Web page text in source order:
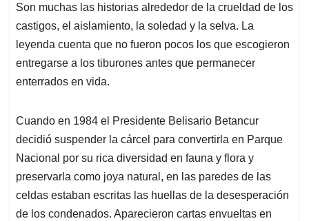
Son muchas las historias alrededor de la crueldad de los
castigos, el aislamiento, la soledad y la selva. La
leyenda cuenta que no fueron pocos los que escogieron
entregarse a los tiburones antes que permanecer
enterrados en vida.
Cuando en 1984 el Presidente Belisario Betancur
decidió suspender la cárcel para convertirla en Parque
Nacional por su rica diversidad en fauna y flora y
preservarla como joya natural, en las paredes de las
celdas estaban escritas las huellas de la desesperación
de los condenados. Aparecieron cartas envueltas en